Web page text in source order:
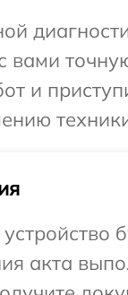
вами
и
акта